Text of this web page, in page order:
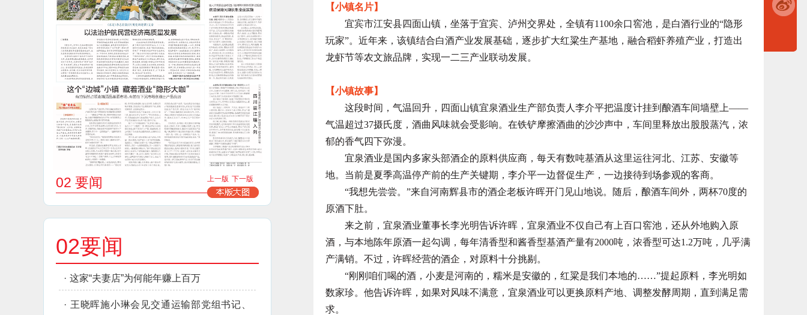
02 要闻 上一版 下一版
02要闻
· 这家“夫妻店”为何能年赚上百万
· 王晓晖施小琳会见交通运输部党组书记、
【小镇名片】
宜宾市江安县四面山镇，坐落于宜宾、泸州交界处，全镇有1100余口窖池，是白酒行业的“隐形
玩家”。近年来，该镇结合白酒产业发展基础，逐步扩大红粱生产基地，融合稻虾养殖产业，打造出
龙虾节等农文旅品牌，实现一二三产业联动发展。
【小镇故事】
这段时间，气温回升，四面山镇宜泉酒业生产部负责人李介平把温度计挂到酿酒车间墙壁上——
气温超过37摄氏度，酒曲风味就会受影响。在铁铲摩擦酒曲的沙沙声中，车间里释放出股股蒸汽，浓
郁的香气四下弥漫。
宜泉酒业是国内多家头部酒企的原料供应商，每天有数吨基酒从这里运往河北、江苏、安徽等
地。当前是夏季高温停产前的生产关键期，李介平一边督促生产，一边接待到场参观的客商。
“我想先尝尝。”来自河南辉县市的酒企老板许晖开门见山地说。随后，酿酒车间外，两杯70度的
原酒下肚。
来之前，宜泉酒业董事长李光明告诉许晖，宜泉酒业不仅自己有上百口窖池，还从外地购入原
酒，与本地陈年原酒一起勾调，每年清香型和酱香型基酒产量有2000吨，浓香型可达1.2万吨，几乎满
产满销。不过，许晖经营的酒企，对原料十分挑剔。
“刚刚咱们喝的酒，小麦是河南的，糯米是安徽的，红粱是我们本地的……”提起原料，李光明如
数家珍。他告诉许晖，如果对风味不满意，宜泉酒业可以更换原料产地、调整发酵周期，直到满足需
求。